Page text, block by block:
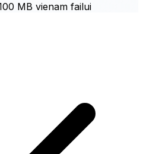
MB vienam failui